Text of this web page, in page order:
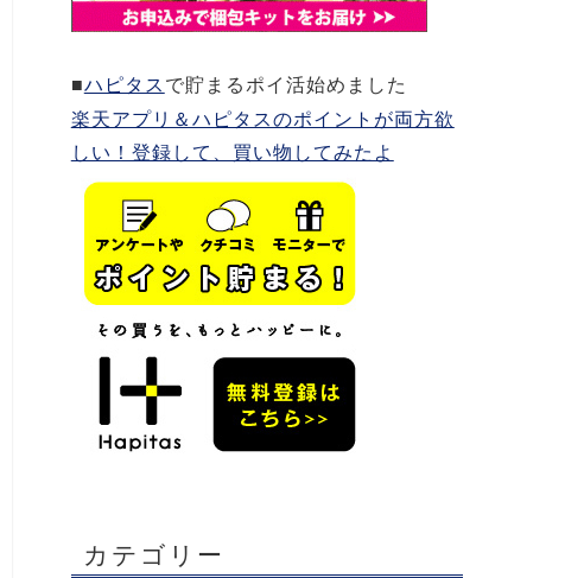
■ハピタス で貯まるポイ活始めました
楽天アプリ＆ハピタスのポイントが両方欲
しい！登録して、買い物してみたよ
カテゴリー